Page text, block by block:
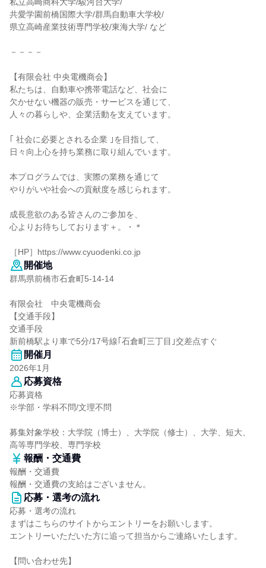
共愛学園前橋国際大学/群馬自動車大学校/
県立高崎産業技術専門学校/東海大学/ など
－－－－
【有限会社 中央電機商会】
私たちは、自動車や携帯電話など、社会に
欠かせない機器の販売・サービスを通じて、
人々の暮らしや、企業活動を支えています。
｢ 社会に必要とされる企業 ｣を目指して、
日々向上心を持ち業務に取り組んでいます。
本プログラムでは、実際の業務を通じて
やりがいや社会への貢献度を感じられます。
成長意欲のある皆さんのご参加を、
心よりお待ちしております＋。・＊
［HP］https://www.cyuodenki.co.jp
開催地
群馬県前橋市石倉町5-14-14
有限会社 中央電機商会
【交通手段】
交通手段
新前橋駅より車で5分/17号線｢石倉町三丁目｣交差点すぐ
開催月
2026年1月
応募資格
応募資格
※学部・学科不問/文理不問
募集対象学校：大学院（博士）、大学院（修士）、大学、短大、
高等専門学校、専門学校
報酬・交通費
報酬・交通費
報酬・交通費の支給はございません。
応募・選考の流れ
応募・選考の流れ
まずはこちらのサイトからエントリーをお願いします。
エントリーいただいた方に追って担当からご連絡いたします。
【問い合わせ先】